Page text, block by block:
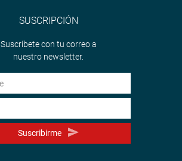
SUSCRIPCIÓN
Suscríbete con tu correo a
nuestro newsletter.
Suscribirme